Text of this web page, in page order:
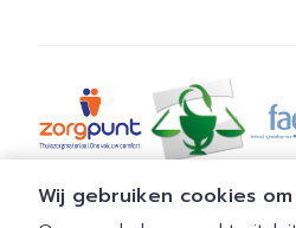
Wij gebruiken cookies